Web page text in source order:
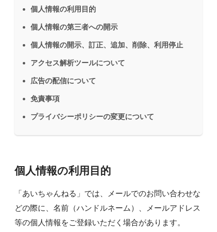
個人情報の利用目的
個人情報の第三者への開示
個人情報の開示、訂正、追加、削除、利用停止
アクセス解析ツールについて
広告の配信について
免責事項
プライバシーポリシーの変更について
個人情報の利用目的
「あいちゃんねる」では、メールでのお問い合わせな
どの際に、名前（ハンドルネーム）、メールアドレス
等の個人情報をご登録いただく場合があります。